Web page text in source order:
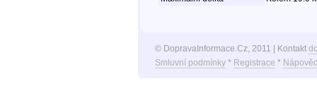
© DopravaInformace.Cz, 2011 | Kontakt
Smluvní podmínky* Registrace *